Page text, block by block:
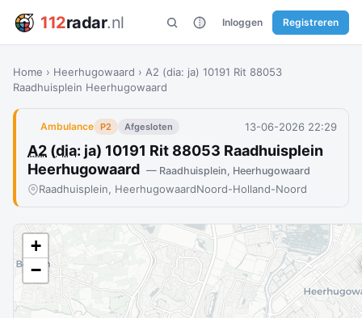
112radar.nl Inloggen Registreren
Home › Heerhugowaard › A2 (dia: ja) 10191 Rit 88053
Raadhuisplein Heerhugowaard
Ambulance P2 Afgesloten 13-06-2026 22:29
A2 (dia: ja) 10191 Rit 88053 Raadhuisplein
Heerhugowaard — Raadhuisplein, Heerhugowaard
Raadhuisplein, HeerhugowaardNoord-Holland-Noord
+
−